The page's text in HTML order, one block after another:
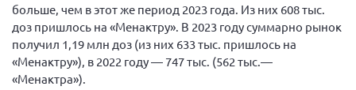
больше, чем в этот же период 2023 года. Из них 608 тыс.
доз пришлось на «Менактру». В 2023 году суммарно рынок
получил 1,19 млн доз (из них 633 тыс. пришлось на
«Менактру»), в 2022 году — 747 тыс. (562 тыс.—
«Менактра»).